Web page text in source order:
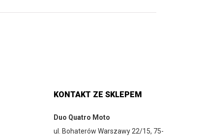
KONTAKT ZE SKLEPEM
Duo Quatro Moto
ul. Bohaterów Warszawy 22/15, 75-